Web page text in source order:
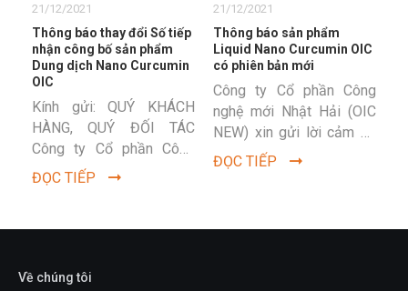
21/12/2021
Thông báo thay đổi Số tiếp
nhận công bố sản phẩm
Dung dịch Nano Curcumin
OIC
Kính gửi: QUÝ KHÁCH
HÀNG, QUÝ ĐỐI TÁC
Công ty Cổ phần Công
nghệ Mới Nhật Hải là
công ty hoạt động trong
ĐỌC TIẾP
21/12/2021
Thông báo sản phẩm
Liquid Nano Curcumin OIC
có phiên bản mới
Công ty Cổ phần Công
nghệ mới Nhật Hải (OIC
NEW) xin gửi lời cảm ơn
chân thành tới Quý Khách
hàng và các Đối...
ĐỌC TIẾP
Về chúng tôi